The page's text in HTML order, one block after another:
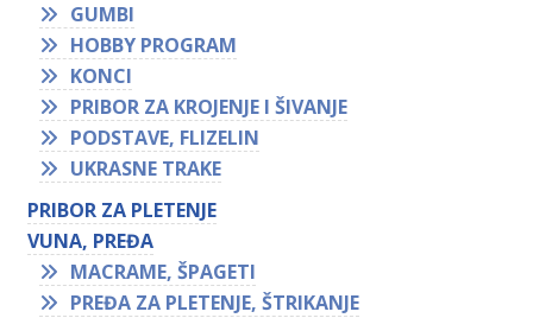
GUMBI
HOBBY PROGRAM
KONCI
PRIBOR ZA KROJENJE I ŠIVANJE
PODSTAVE, FLIZELIN
UKRASNE TRAKE
PRIBOR ZA PLETENJE
VUNA, PREĐA
MACRAME, ŠPAGETI
PREĐA ZA PLETENJE, ŠTRIKANJE